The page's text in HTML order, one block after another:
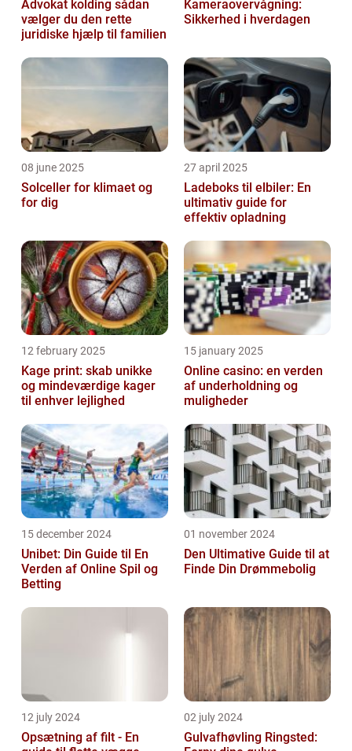
Advokat kolding sådan
vælger du den rette
juridiske hjælp til familien
Kameraovervågning:
Sikkerhed i hverdagen
08 june 2025
Solceller for klimaet og
for dig
27 april 2025
Ladeboks til elbiler: En
ultimativ guide for
effektiv opladning
12 february 2025
Kage print: skab unikke
og mindeværdige kager
til enhver lejlighed
15 january 2025
Online casino: en verden
af underholdning og
muligheder
15 december 2024
Unibet: Din Guide til En
Verden af Online Spil og
Betting
01 november 2024
Den Ultimative Guide til at
Finde Din Drømmebolig
12 july 2024
Opsætning af filt - En
02 july 2024
Gulvafhøvling Ringsted: